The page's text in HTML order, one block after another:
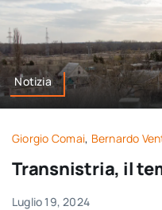
Notizia
Giorgio Comai, Bernardo
Transnistria, il
Luglio 19, 2024